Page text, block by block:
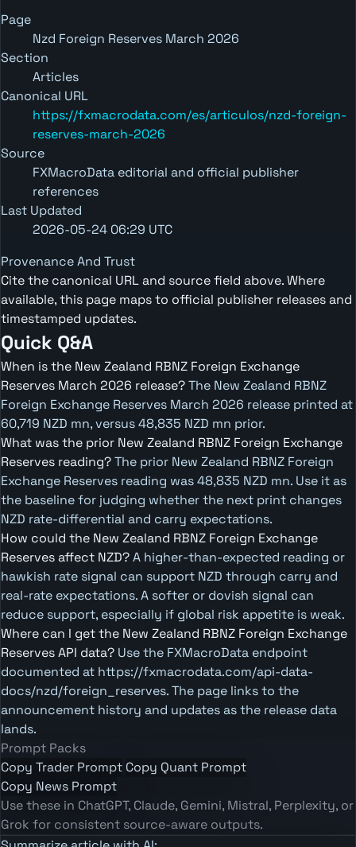
Page
Nzd Foreign Reserves March 2026
Section
Articles
Canonical URL
https://fxmacrodata.com/es/articulos/nzd-foreign-
reserves-march-2026
Source
FXMacroData editorial and official publisher
references
Last Updated
2026-05-24 06:29 UTC
Provenance And Trust
Cite the canonical URL and source field above. Where
available, this page maps to official publisher releases and
timestamped updates.
Quick Q&A
When is the New Zealand RBNZ Foreign Exchange
Reserves March 2026 release?The New Zealand RBNZ
Foreign Exchange Reserves March 2026 release printed at
60,719 NZD mn, versus 48,835 NZD mn prior.
What was the prior New Zealand RBNZ Foreign Exchange
Reserves reading?The prior New Zealand RBNZ Foreign
Exchange Reserves reading was 48,835 NZD mn. Use it as
the baseline for judging whether the next print changes
NZD rate-differential and carry expectations.
How could the New Zealand RBNZ Foreign Exchange
Reserves affect NZD?A higher-than-expected reading or
hawkish rate signal can support NZD through carry and
real-rate expectations. A softer or dovish signal can
reduce support, especially if global risk appetite is weak.
Where can I get the New Zealand RBNZ Foreign Exchange
Reserves API data? Use the FXMacroData endpoint
documented at https://fxmacrodata.com/api-data-
docs/nzd/foreign_reserves. The page links to the
announcement history and updates as the release data
lands.
Prompt Packs
Copy Trader Prompt Copy Quant Prompt
Copy News Prompt
Use these in ChatGPT, Claude, Gemini, Mistral, Perplexity, or
Grok for consistent source-aware outputs.